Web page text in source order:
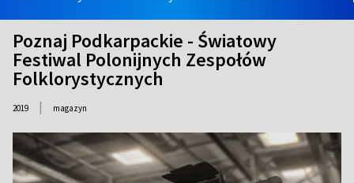
Poznaj Podkarpackie - Światowy
Festiwal Polonijnych Zespołów
Folklorystycznych
2019 | magazyn